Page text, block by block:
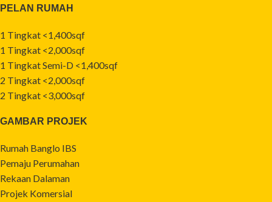
PELAN RUMAH
1 Tingkat <1,400sqf
1 Tingkat <2,000sqf
1 Tingkat Semi-D <1,400sqf
2 Tingkat <2,000sqf
2 Tingkat <3,000sqf
GAMBAR PROJEK
Rumah Banglo IBS
Pemaju Perumahan
Rekaan Dalaman
Projek Komersial